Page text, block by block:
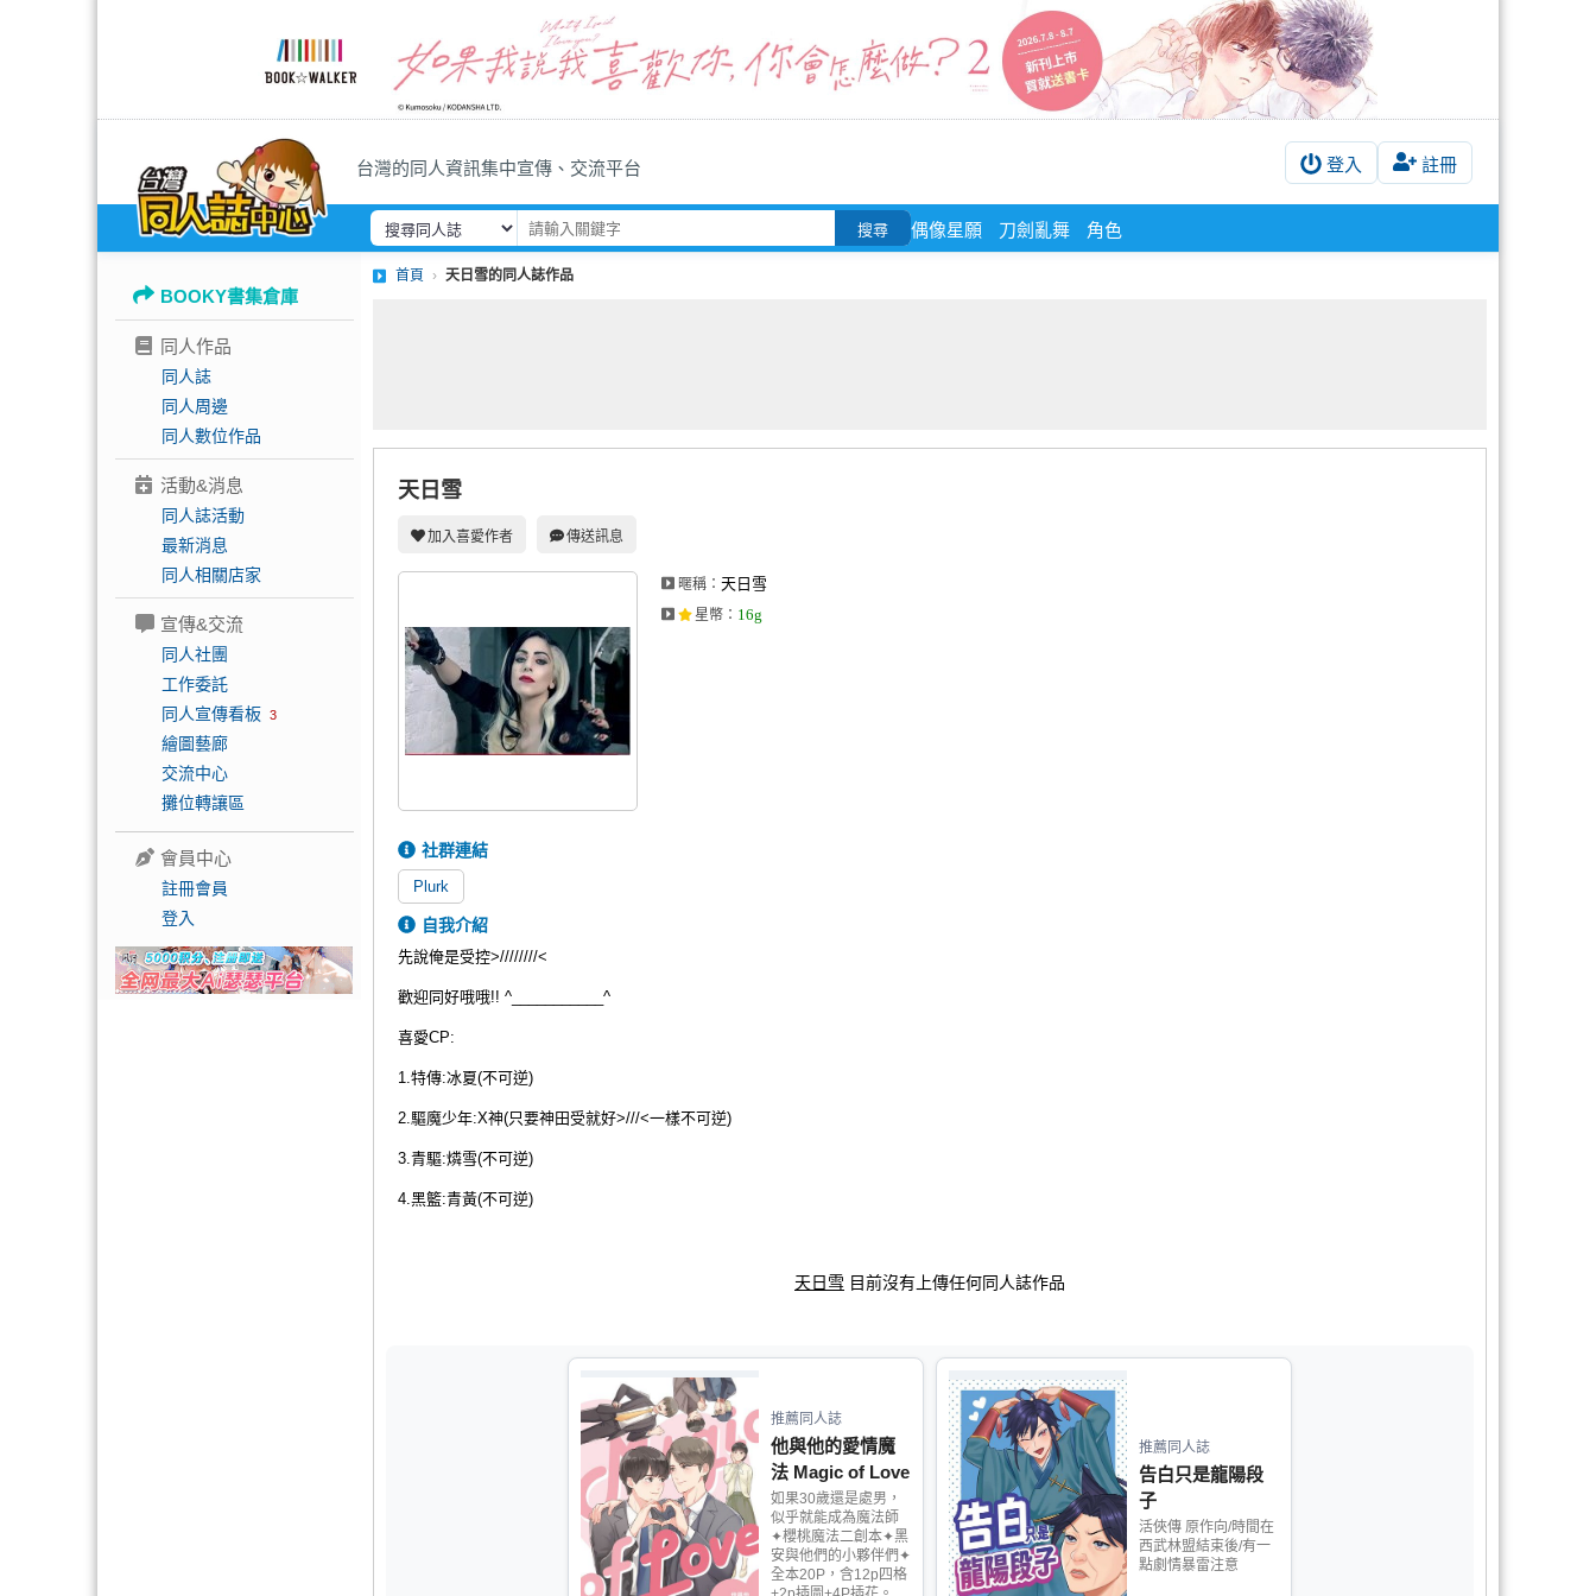
台灣的同人資訊集中宣傳、交流平台 登入 註冊
搜尋 偶像星願 刀劍亂舞 角色
BOOKY書集倉庫
同人作品
同人誌
同人周邊
同人數位作品
活動&消息
同人誌活動
最新消息
同人相關店家
宣傳&交流
同人社團
工作委託
同人宣傳看板 3
繪圖藝廊
交流中心
攤位轉讓區
會員中心
註冊會員
登入
首頁 天日雪的同人誌作品
天日雪
加入喜愛作者 傳送訊息
暱稱： 天日雪
星幣 ： 16g
社群連結
Plurk
自我介紹
先說俺是受控>////////<
歡迎同好哦哦!! ^___________^
喜愛CP:
1.特傳:冰夏(不可逆)
2.驅魔少年:X神(只要神田受就好>///<一樣不可逆)
3.青驅:燐雪(不可逆)
4.黑籃:青黃(不可逆)
天日雪 目前沒有上傳任何同人誌作品
推薦同人誌
他與他的愛情魔
法 Magic of Love
如果30歲還是處男，
似乎就能成為魔法師
✦櫻桃魔法二創本✦黑
安與他們的小夥伴們✦
全本20P，含12p四格
推薦同人誌
告白只是龍陽段
子
活俠傳 原作向/時間在
西武林盟結束後/有一
點劇情暴雷注意